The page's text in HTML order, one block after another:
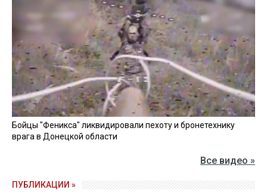
Бойцы "Феникса" ликвидировали пехоту и бронетехнику
врага в Донецкой области
Все видео »
ПУБЛИКАЦИИ »